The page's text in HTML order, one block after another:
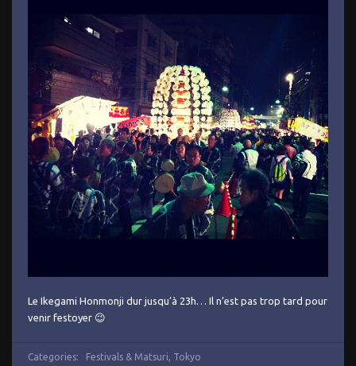
Le Ikegami Honmonji dur jusqu’à 23h… Il n’est pas trop tard pour
venir festoyer 😉
Categories: Festivals & Matsuri, Tokyo